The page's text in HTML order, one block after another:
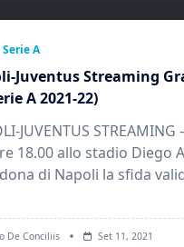
Serie A
Juventus Streaming
A 2021-22)
JUVENTUS
18.00 allo stadio Diego
di Napoli la sfida
De Conciliis Set 11, 2021